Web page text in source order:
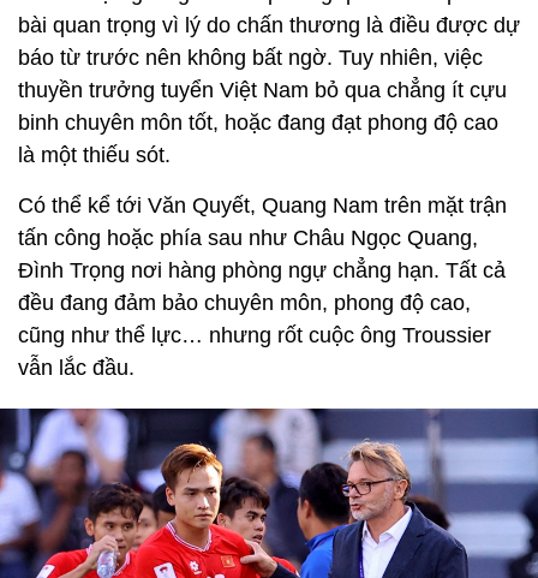
bài quan trọng vì lý do chấn thương là điều được dự
báo từ trước nên không bất ngờ. Tuy nhiên, việc
thuyền trưởng tuyển Việt Nam bỏ qua chẳng ít cựu
binh chuyên môn tốt, hoặc đang đạt phong độ cao
là một thiếu sót.
Có thể kể tới Văn Quyết, Quang Nam trên mặt trận
tấn công hoặc phía sau như Châu Ngọc Quang,
Đình Trọng nơi hàng phòng ngự chẳng hạn. Tất cả
đều đang đảm bảo chuyên môn, phong độ cao,
cũng như thể lực… nhưng rốt cuộc ông Troussier
vẫn lắc đầu.